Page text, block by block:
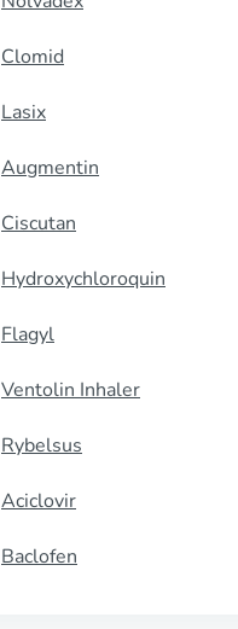
Clomid
Lasix
Augmentin
Ciscutan
Hydroxychloroquin
Flagyl
Ventolin Inhaler
Rybelsus
Aciclovir
Baclofen